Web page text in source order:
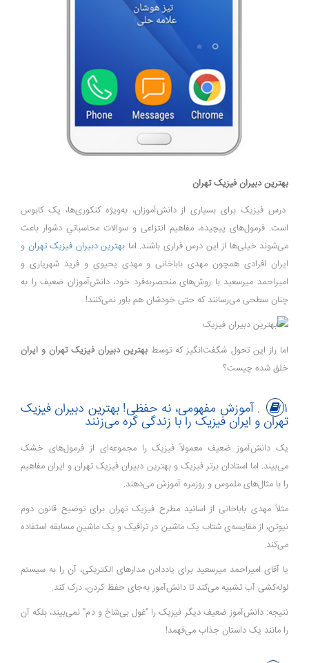
بهترین دبیران فیزیک تهران
درس فیزیک برای بسیاری از دانش‌آموزان، به‌ویژه کنکوری‌ها، یک کابوس
است. فرمول‌های پیچیده، مفاهیم انتزاعی و سوالات محاسباتیِ دشوار باعث
می‌شوند خیلی‌ها از این درس فراری باشند. اما بهترین دبیران فیزیک تهران و
ایران افرادی همچون مهدی باباخانی و مهدی یحیوی و فرید شهریاری و
امیراحمد میرسعید با روش‌های منحصربه‌فرد خود، دانش‌آموزان ضعیف را به
چنان سطحی می‌رسانند که حتی خودشان هم باور نمی‌کنند!
اما راز این تحول شگفت‌انگیز که توسطبهترین دبیران فیزیک تهران و ایران
خلق شده چیست؟
۱. آموزش مفهومی، نه حفظی! بهترین دبیران فیزیک
تهران و ایران فیزیک را با زندگی گره می‌زنند
یک دانش‌آموز ضعیف معمولاً فیزیک را مجموعه‌ای از فرمول‌های خشک
می‌بیند. اما استادان برتر فیزیک و بهترین دبیران فیزیک تهران و ایران مفاهیم
را با مثال‌های ملموس و روزمره آموزش می‌دهند.
مثلاً مهدی باباخانی از اساتید مطرح فیزیک تهران برای توضیح قانون دوم
نیوتن، از مقایسه‌ی شتاب یک ماشین در ترافیک و یک ماشین مسابقه استفاده
می‌کند.
یا آقای امیراحمد میرسعید برای یاددادن مدارهای الکتریکی، آن را به سیستم
لوله‌کشی آب تشبیه می‌کند تا دانش‌آموز به‌جای حفظ کردن، درک کند.
نتیجه: دانش‌آموز ضعیف دیگر فیزیک را "غول بی‌شاخ و دم" نمی‌بیند، بلکه آن
را مانند یک داستان جذاب می‌فهمد!